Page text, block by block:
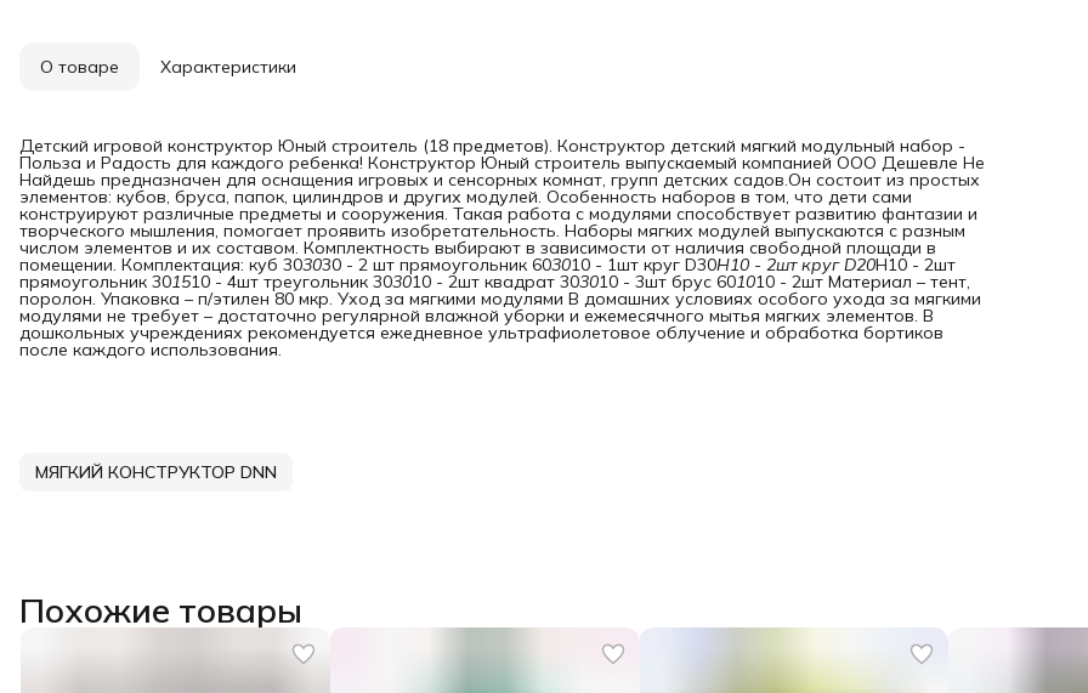
О товаре Характеристики
Детский игровой конструктор Юный строитель (18 предметов). Конструктор детский мягкий модульный набор -
Польза и Радость для каждого ребенка! Конструктор Юный строитель выпускаемый компанией ООО Дешевле Не
Найдешь предназначен для оснащения игровых и сенсорных комнат, групп детских садов.Он состоит из простых
элементов: кубов, бруса, папок, цилиндров и других модулей. Особенность наборов в том, что дети сами
конструируют различные предметы и сооружения. Такая работа с модулями способствует развитию фантазии и
творческого мышления, помогает проявить изобретательность. Наборы мягких модулей выпускаются с разным
числом элементов и их составом. Комплектность выбирают в зависимости от наличия свободной площади в
помещении. Комплектация: куб 303030 - 2 шт прямоугольник 603010 - 1шт круг D30H10 - 2шт круг D20H10 - 2шт
прямоугольник 301510 - 4шт треугольник 303010 - 2шт квадрат 303010 - 3шт брус 601010 - 2шт Материал – тент,
поролон. Упаковка – п/этилен 80 мкр. Уход за мягкими модулями В домашних условиях особого ухода за мягкими
модулями не требует – достаточно регулярной влажной уборки и ежемесячного мытья мягких элементов. В
дошкольных учреждениях рекомендуется ежедневное ультрафиолетовое облучение и обработка бортиков
после каждого использования.
МЯГКИЙ КОНСТРУКТОР DNN
Похожие товары